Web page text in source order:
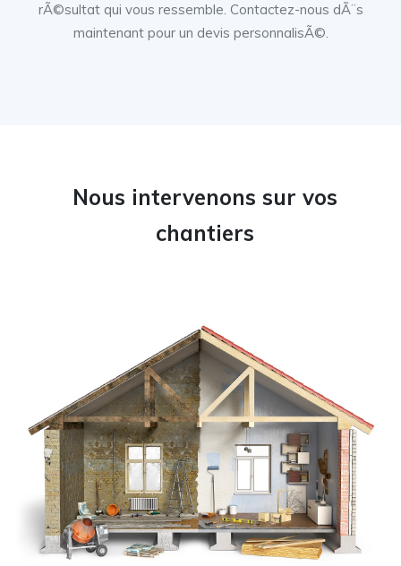
rÃ©sultat qui vous ressemble. Contactez-nous dÃ¨s
maintenant pour un devis personnalisÃ©.
Nous intervenons sur vos
chantiers